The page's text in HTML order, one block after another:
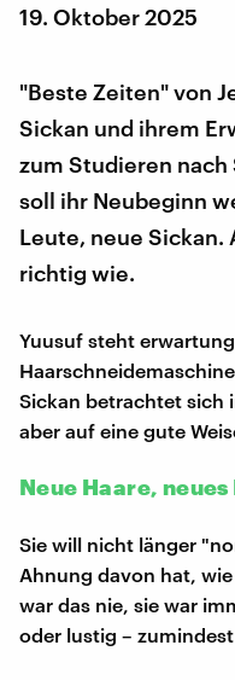
19. Oktober 2025
"Beste Zeiten" von
Sickan und ihrem
zum Studieren
soll ihr Neubeginn
Leute, neue Sickan.
richtig wie.
Yuusuf steht
Sickan betrachtet sich
aber auf eine gute
Neue Haare, neues
Sie will nicht länger
Ahnung davon hat,
war das nie, sie war
oder lustig –